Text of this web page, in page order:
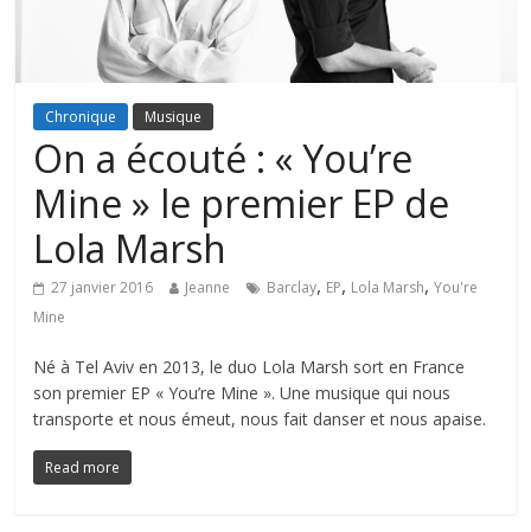
Chronique Musique
On a écouté : « You’re
Mine » le premier EP de
Lola Marsh
27 janvier 2016 Jeanne Barclay, EP, Lola Marsh,You're
Mine
Né à Tel Aviv en 2013, le duo Lola Marsh sort en France
son premier EP « You’re Mine ». Une musique qui nous
transporte et nous émeut, nous fait danser et nous apaise.
Read more